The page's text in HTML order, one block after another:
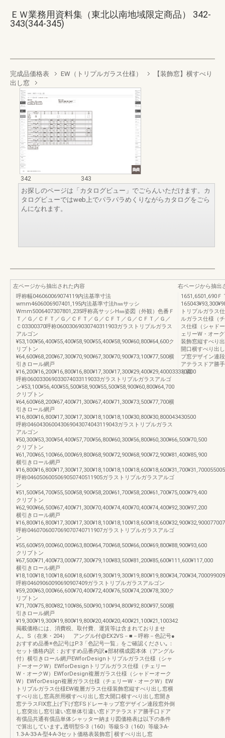
ＥＷ業務用資料集（東北以南地域限定商品） 342-
343(344-345)
完成品価格表 EW（トリプルガラス仕様）
【装飾窓】横すべり
出し窓
342
343
お探しのページは「カタログビュー」でごらんいただけます。カ
タログビューではweb上でパラパラめくりながらカタログをごら
んになれます。
左ページから抽出された内容
呼称幅046060069074119内法基準寸法
wmm4606006907401,195内法基準寸法h㎜サッシ
Wmm5006407307801,235呼称高サッシH㎜姿図（外観）色番Ｆ
Ｔ／Ｇ／ＣＦＴ／Ｇ／ＣＦＴ／Ｇ／ＣＦＴ／Ｇ／ＣＦＴ／Ｇ／
Ｃ03300370呼称06003069030740311903ガラストリプルガラス
アルゴン
¥53,100¥56,400¥55,400¥58,900¥55,400¥58,900¥60,800¥64,600ク
リプトン
¥64,600¥68,200¥67,300¥70,900¥67,300¥70,900¥73,100¥77,500横
引きロール網戸
¥16,200¥16,200¥16,800¥16,800¥17,300¥17,300¥29,400¥29,400033330400
呼称060033069033074033119033ガラストリプルガラスアルゴ
ン¥53,100¥56,400¥55,500¥58,900¥55,500¥58,900¥60,800¥64,700
クリプトン
¥64,600¥68,200¥67,400¥71,300¥67,400¥71,300¥73,500¥77,700横
引きロール網戸
¥16,800¥16,800¥17,300¥17,300¥18,100¥18,100¥30,800¥30,800043430500
呼称046043060043069043074043119043ガラストリプルガラス
アルゴン
¥50,300¥53,300¥54,400¥57,700¥56,800¥60,300¥56,800¥60,300¥66,500¥70,500
クリプトン
¥61,700¥65,100¥66,000¥69,800¥68,900¥72,900¥68,900¥72,900¥81,400¥85,900
横引きロール網戸
呼称0460506005069050740511905ガラストリプルガラスアルゴ
ン
¥51,500¥54,700¥55,500¥58,900¥58,200¥61,700¥58,200¥61,700¥75,000¥79,400
クリプトン
¥62,900¥66,500¥67,400¥71,300¥70,400¥74,400¥70,400¥74,400¥92,300¥97,200
横引きロール網戸
呼称0460706007069070740711907ガラストリプルガラスアルゴ
ン
¥55,600¥59,000¥60,000¥63,800¥64,700¥68,500¥66,000¥69,800¥88,900¥93,600
クリプトン
¥67,500¥71,400¥73,000¥77,300¥79,100¥83,500¥81,200¥85,600¥111,600¥117,000
横引きロール網戸
呼称04609060090690907409ガラストリプルガラスアルゴン
¥59,200¥63,000¥66,600¥70,400¥72,400¥76,500¥74,200¥78,300ク
リプトン
¥71,700¥75,800¥82,100¥86,500¥90,100¥94,800¥92,800¥97,500横
引きロール網戸
¥19,300¥19,300¥19,800¥19,800¥20,400¥20,400¥21,100¥21,100342
掲載価格には、消費税、取付費、運賃等は含まれておりませ
ん。S（在来・204） アングル付@EX2VS－■－呼称－色記号●
おすすめ品番※色記号はP.3「色記号一覧」をご確認ください｡：
セット価格内訳：おすすめ品番内訳●部材構成図本体（アングル
付）横引きロール網戸EWforDesignトリプルガラス仕様（シャ
ドーオークW）EWforDesignトリプルガラス仕様（チェリー
W・オークW）EWforDesign複層ガラス仕様（シャドーオーク
W）EWforDesign複層ガラス仕様（チェリーW・オークW）EW
トリプルガラス仕様EW複層ガラス仕様装飾窓縦すべり出し窓横
すべり出し窓高所用横すべり出し窓大開口横すべり出し窓開き
窓テラスFIX窓上げ下げ窓FSドレーキップ窓デザイン連段窓外倒
し窓突出し窓引違い窓単体引違い窓ドアテラスドア勝手口ドア
有償品共通有償品単体シャッター納まり図価格表は以下の条件
で算出しています｡透明型S-3（160）等級S-3（160）等級3-A-
1.3-A-33-A-型4-A-3セット価格表装飾窓│横すべり出し窓
右ページから抽出
1651,6501,690Ｆ
トリプルガラス
ルガラス仕様（
ス仕様（シャド
ェリーW・オー
装飾窓縦すべり
開口横すべり出
プ窓デザイン連
アテラスドア勝
り図